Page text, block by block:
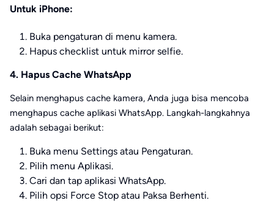
Untuk iPhone:
Buka pengaturan di menu kamera.
Hapus checklist untuk mirror selfie.
4. Hapus Cache WhatsApp
Selain menghapus cache kamera, Anda juga bisa mencoba
menghapus cache aplikasi WhatsApp. Langkah-langkahnya
adalah sebagai berikut:
Buka menu Settings atau Pengaturan.
Pilih menu Aplikasi.
Cari dan tap aplikasi WhatsApp.
Pilih opsi Force Stop atau Paksa Berhenti.